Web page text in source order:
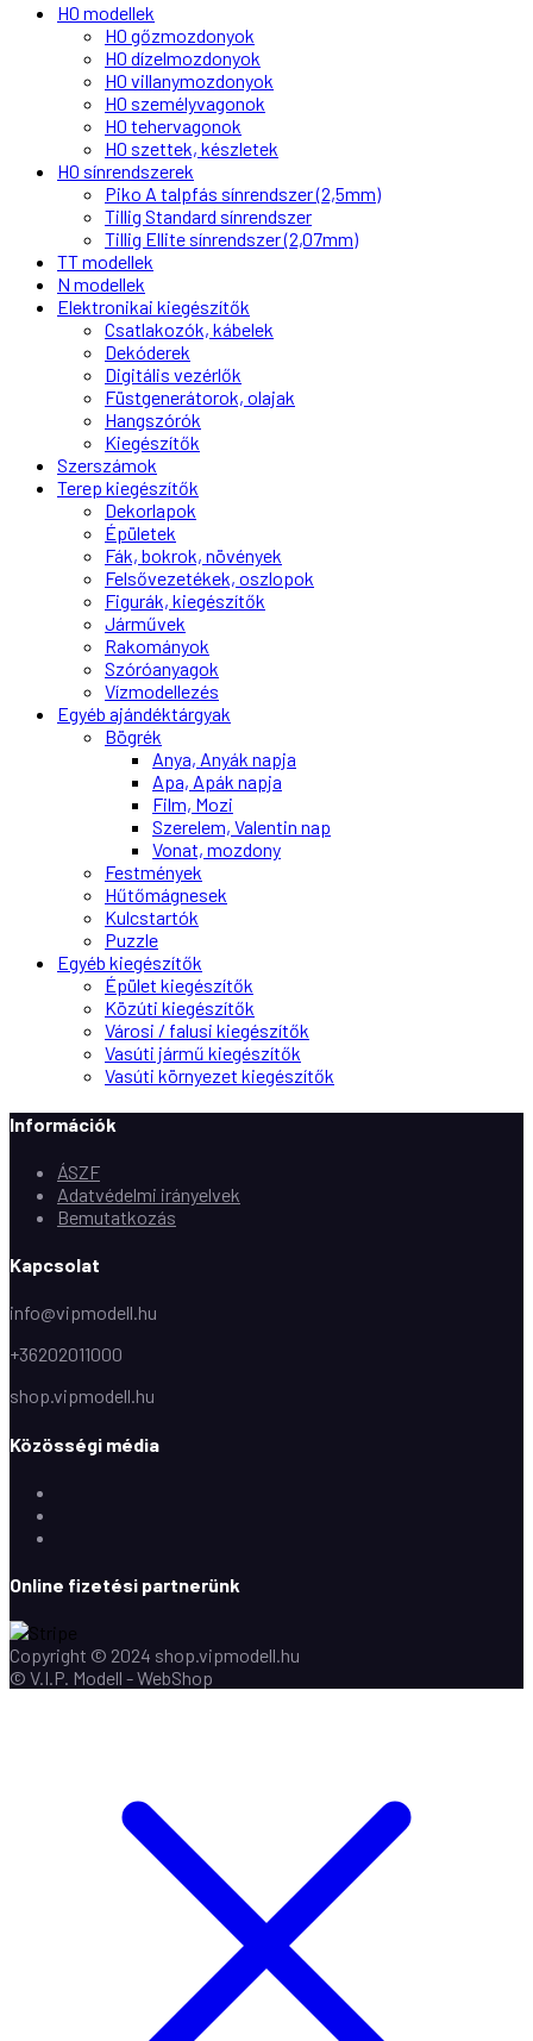
H0 modellek
H0 gőzmozdonyok
H0 dízelmozdonyok
H0 villanymozdonyok
H0 személyvagonok
H0 tehervagonok
H0 szettek, készletek
H0 sínrendszerek
Piko A talpfás sínrendszer (2,5mm)
Tillig Standard sínrendszer
Tillig Ellite sínrendszer (2,07mm)
TT modellek
N modellek
Elektronikai kiegészítők
Csatlakozók, kábelek
Dekóderek
Digitális vezérlők
Füstgenerátorok, olajak
Hangszórók
Kiegészítők
Szerszámok
Terep kiegészítők
Dekorlapok
Épületek
Fák, bokrok, növények
Felsővezetékek, oszlopok
Figurák, kiegészítők
Járművek
Rakományok
Szóróanyagok
Vízmodellezés
Egyéb ajándéktárgyak
Bögrék
Anya, Anyák napja
Apa, Apák napja
Film, Mozi
Szerelem, Valentin nap
Vonat, mozdony
Festmények
Hűtőmágnesek
Kulcstartók
Puzzle
Egyéb kiegészítők
Épület kiegészítők
Közúti kiegészítők
Városi / falusi kiegészítők
Vasúti jármű kiegészítők
Vasúti környezet kiegészítők
Információk
ÁSZF
Adatvédelmi irányelvek
Bemutatkozás
Kapcsolat
info@vipmodell.hu
+36202011000
shop.vipmodell.hu
Közösségi média
Online fizetési partnerünk
Copyright © 2024 shop.vipmodell.hu
© V.I.P. Modell - WebShop